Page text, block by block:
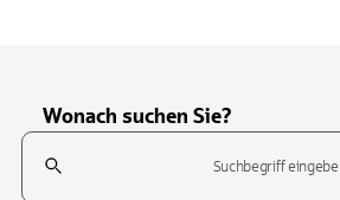
Wonach suchen Sie?
Suchfeld